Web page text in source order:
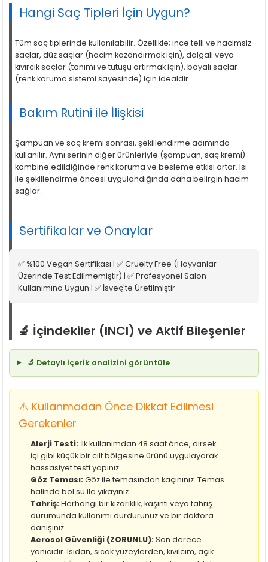
Hangi Saç Tipleri İçin Uygun?
Tüm saç tiplerinde kullanılabilir. Özellikle; ince telli ve hacimsiz
saçlar, düz saçlar (hacim kazandırmak için), dalgalı veya
kıvırcık saçlar (tanımı ve tutuşu artırmak için), boyalı saçlar
(renk koruma sistemi sayesinde) için idealdir.
Bakım Rutini ile İlişkisi
Şampuan ve saç kremi sonrası, şekillendirme adımında
kullanılır. Aynı serinin diğer ürünleriyle (şampuan, saç kremi)
kombine edildiğinde renk koruma ve besleme etkisi artar. Isı
ile şekillendirme öncesi uygulandığında daha belirgin hacim
sağlar.
Sertifikalar ve Onaylar
✅ %100 Vegan Sertifikası | ✅ Cruelty Free (Hayvanlar
Üzerinde Test Edilmemiştir) | ✅ Profesyonel Salon
Kullanımına Uygun | ✅ İsveç'te Üretilmiştir
🔬 İçindekiler (INCI) ve Aktif Bileşenler
🔬 Detaylı içerik analizini görüntüle
⚠️ Kullanmadan Önce Dikkat Edilmesi
Gerekenler
Alerji Testi: İlk kullanımdan 48 saat önce, dirsek
içi gibi küçük bir cilt bölgesine ürünü uygulayarak
hassasiyet testi yapınız.
Göz Teması: Göz ile temasından kaçınınız. Temas
halinde bol su ile yıkayınız.
Tahriş: Herhangi bir kızarıklık, kaşıntı veya tahriş
durumunda kullanımı durdurunuz ve bir doktora
danışınız.
Aerosol Güvenliği (ZORUNLU): Son derece
yanıcıdır. Isıdan, sıcak yüzeylerden, kıvılcım, açık